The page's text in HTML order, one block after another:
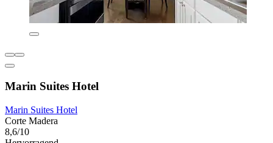
Marin Suites Hotel
Marin Suites Hotel
Corte Madera
8,6/10